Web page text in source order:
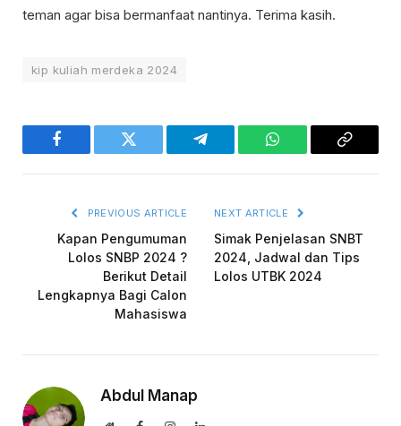
teman agar bisa bermanfaat nantinya. Terima kasih.
kip kuliah merdeka 2024
Facebook Twitter Telegram WhatsAppCopy
PREVIOUS ARTICLE
Kapan Pengumuman
Lolos SNBP 2024 ?
Berikut Detail
Lengkapnya Bagi Calon
Mahasiswa
NEXT ARTICLE
Simak Penjelasan SNBT
2024, Jadwal dan Tips
Lolos UTBK 2024
Abdul Manap